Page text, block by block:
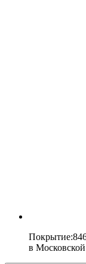
Покрытие:
в Московской